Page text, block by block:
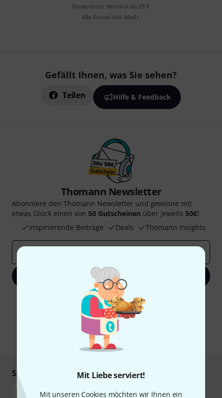
Mit Liebe serviert!
Mit unseren Cookies möchten wir Ihnen ein
Kostenloser Versand ab 29 €
Alle Preise inkl. MwSt.
Gefällt Ihnen, was Sie sehen?
Teilen Hilfe & Feedback
Thomann Newsletter
Abonniere den Thomann Newsletter und gewinne mit
etwas Glück einen von 50 Gutscheinen über jeweils 50€!
Inspirierende Beiträge
Deals Thomann Insights
Jetzt anmelden
Mit Klick auf „Jetzt anmelden“ stimmen Sie dem Erhalt von E-Mail-
Werbung und einer Messung des E-Mail-Nutzungsverhaltens zu. Die
Abmeldung ist jederzeit möglich. Weitere Informationen finden Sie in
Datenschutzhinweisen
* Pflichtfeld
Sicher einkaufen & bezahlen